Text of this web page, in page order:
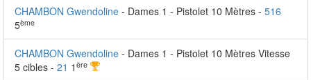
CHAMBON Gwendoline - Dames 1 - Pistolet 10 Mètres - 516
5ème
CHAMBON Gwendoline - Dames 1 - Pistolet 10 Mètres Vitesse
5 cibles - 21 1 ère